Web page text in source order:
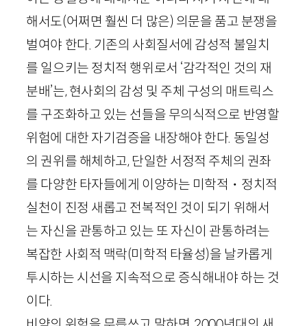
해서도(어쩌면 훨씬 더 많은) 의문을 품고 분쟁을
벌여야 한다. 기존의 사회질서에 감성적 불일치
를 일으키는 정치적 행위로서 ‘감각적인 것의 재
분배’는, 현사회의 감성 및 주체 구성의 매트릭스
를 구조화하고 있는 선들을 무의식적으로 반영할
위험에 대한 자기검증을 내장해야 한다. 동일성
의 권위를 해체하고, 단일한 서정적 주체의 권좌
를 다양한 타자들에게 이양하는 미학적・정치적
실천이 진정 새롭고 전복적인 것이 되기 위해서
는 자신을 관통하고 있는 또 자신이 관통하려는
복잡한 사회적 맥락(미학적 타율성)을 날카롭게
투시하는 시선을 지속적으로 증식해내야 하는 것
이다.